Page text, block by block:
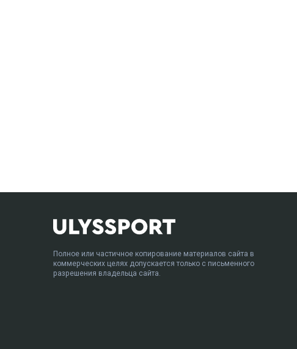
Полное или частичное копирование материалов сайта в
коммерческих целях допускается только с письменного
разрешения владельца сайта.